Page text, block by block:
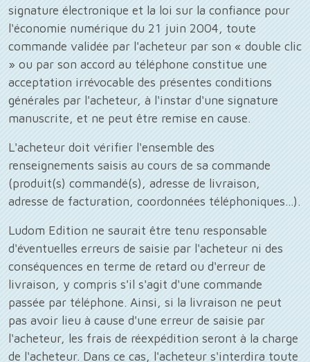
signature électronique et la loi sur la confiance pour
l'économie numérique du 21 juin 2004, toute
commande validée par l'acheteur par son « double clic
» ou par son accord au téléphone constitue une
acceptation irrévocable des présentes conditions
générales par l'acheteur, à l'instar d'une signature
manuscrite, et ne peut être remise en cause.
L'acheteur doit vérifier l'ensemble des
renseignements saisis au cours de sa commande
(produit(s) commandé(s), adresse de livraison,
adresse de facturation, coordonnées téléphoniques...).
Ludom Edition ne saurait être tenu responsable
d'éventuelles erreurs de saisie par l'acheteur ni des
conséquences en terme de retard ou d'erreur de
livraison, y compris s'il s'agit d'une commande
passée par téléphone. Ainsi, si la livraison ne peut
pas avoir lieu à cause d'une erreur de saisie par
l'acheteur, les frais de réexpédition seront à la charge
de l'acheteur. Dans ce cas, l'acheteur s'interdira toute